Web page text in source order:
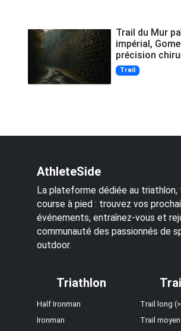
Trail du Mur
impérial,
précision
Trail
AthleteSide
La plateforme dédiée au triathlon,
course à pied : trouvez vos
événements, entraînez-vous et
communauté des passionnés de
outdoor.
Triathlon
Half Ironman
Ironman
Trail
Trail long
Trail